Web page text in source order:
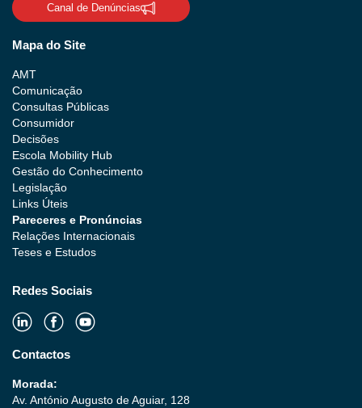
Canal de Denúncias
Mapa do Site
AMT
Comunicação
Consultas Públicas
Consumidor
Decisões
Escola Mobility Hub
Gestão do Conhecimento
Legislação
Links Úteis
Pareceres e Pronúncias
Relações Internacionais
Teses e Estudos
Redes Sociais
Contactos
Morada:
Av. António Augusto de Aguiar, 128